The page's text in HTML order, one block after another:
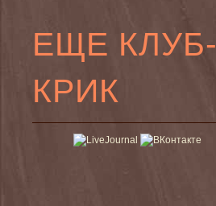
ЕЩЕ КЛУБ-
КРИК